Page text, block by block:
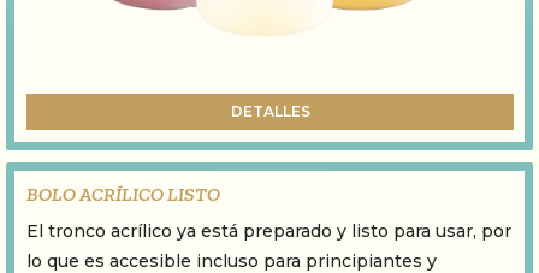
DETALLES
BOLO ACRÍLICO LISTO
El tronco acrílico ya está preparado y listo para usar, por
lo que es accesible incluso para principiantes y